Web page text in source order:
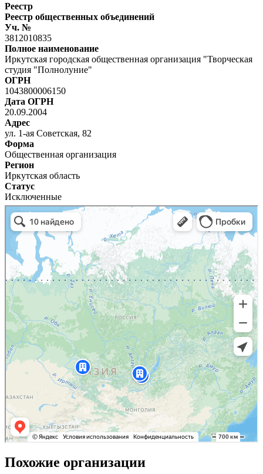
Реестр
Реестр общественных объединений
Уч. №
3812010835
Полное наименование
Иркутская городская общественная организация "Творческая
студия "Полнолуние"
ОГРН
1043800006150
Дата ОГРН
20.09.2004
Адрес
ул. 1-ая Советская, 82
Форма
Общественная организация
Регион
Иркутская область
Статус
Исключенные
Похожие организации